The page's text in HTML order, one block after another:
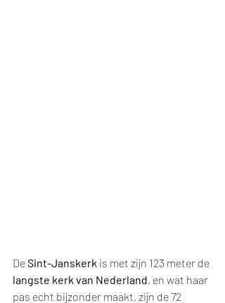
De Sint-Janskerk is met zijn 123 meter de
langste kerk van Nederland, en wat haar
pas echt bijzonder maakt, zijn de 72